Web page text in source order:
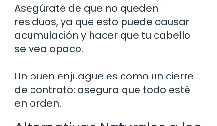
Asegúrate de que no queden
residuos, ya que esto puede causar
acumulación y hacer que tu cabello
se vea opaco.
Un buen enjuague es como un cierre
de contrato: asegura que todo esté
en orden.